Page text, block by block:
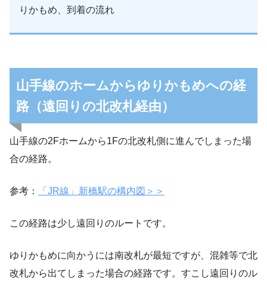
りかもめ、到着の流れ
山手線のホームからゆりかもめへの経
路（遠回りの北改札経由）
山手線の2Fホームから1Fの北改札側に進んでしまった場
合の経路。
参考： 「JR線」新橋駅の構内図＞＞
この経路は少し遠回りのルートです。
ゆりかもめに向かうには南改札が最短ですが、混雑等で北
改札から出てしまった場合の経路です。すこし遠回りのル